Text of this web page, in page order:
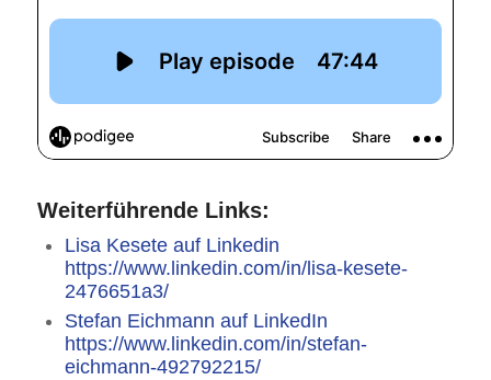
Weiterführende Links:
Lisa Kesete auf Linkedin
https://www.linkedin.com/in/lisa-kesete-
2476651a3/
Stefan Eichmann auf LinkedIn
https://www.linkedin.com/in/stefan-
eichmann-492792215/